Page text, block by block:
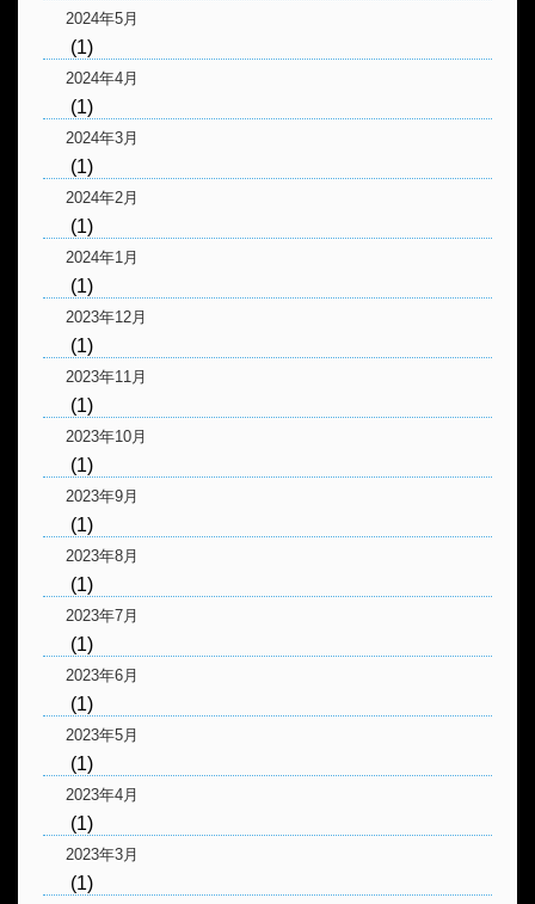
2024年5月
(1)
2024年4月
(1)
2024年3月
(1)
2024年2月
(1)
2024年1月
(1)
2023年12月
(1)
2023年11月
(1)
2023年10月
(1)
2023年9月
(1)
2023年8月
(1)
2023年7月
(1)
2023年6月
(1)
2023年5月
(1)
2023年4月
(1)
2023年3月
(1)